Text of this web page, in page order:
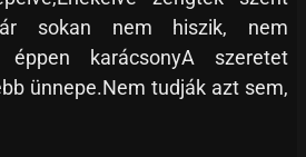
sokan nem hiszik, nem
karácsonyA szeretet
ünnepe.Nem tudják azt sem,